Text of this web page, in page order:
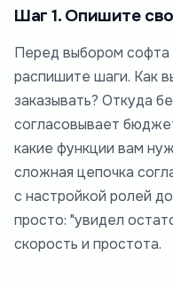
Шаг 1. Опишите
Перед выбором софта
распишите шаги. Как
заказывать? Откуда
согласовывает
какие функции вам
сложная цепочка
с настройкой ролей
просто: "увидел
скорость и простота.